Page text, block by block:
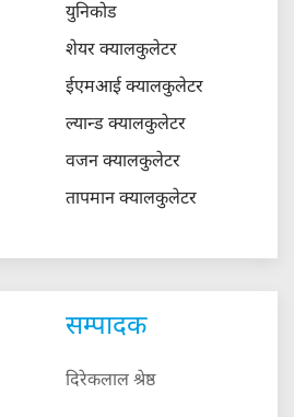
युनिकोड
शेयर क्यालकुलेटर
ईएमआई क्यालकुलेटर
ल्यान्ड क्यालकुलेटर
वजन क्यालकुलेटर
तापमान क्यालकुलेटर
सम्पादक
दिरेकलाल श्रेष्ठ